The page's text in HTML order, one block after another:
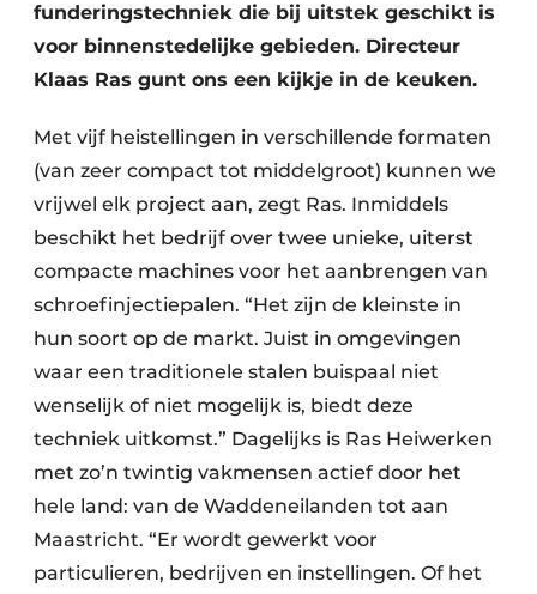
Sloop & Recycling
Bouwtransport
Machines & Materieel
funderingstechniek die bij uitstek geschikt is
voor binnenstedelijke gebieden. Directeur
Klaas Ras gunt ons een kijkje in de keuken.
Met vijf heistellingen in verschillende formaten
(van zeer compact tot middelgroot) kunnen we
vrijwel elk project aan, zegt Ras. Inmiddels
beschikt het bedrijf over twee unieke, uiterst
compacte machines voor het aanbrengen van
schroefinjectiepalen. “Het zijn de kleinste in
hun soort op de markt. Juist in omgevingen
waar een traditionele stalen buispaal niet
wenselijk of niet mogelijk is, biedt deze
techniek uitkomst.” Dagelijks is Ras Heiwerken
met zo’n twintig vakmensen actief door het
hele land: van de Waddeneilanden tot aan
Maastricht. “Er wordt gewerkt voor
particulieren, bedrijven en instellingen. Of het